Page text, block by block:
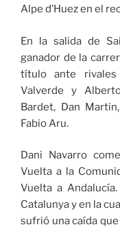
Alpe d’Huez en el
En la salida de
ganador de la
título ante rivales
Valverde y
Bardet, Dan
Fabio Aru.
Dani Navarro
Vuelta a la
Vuelta a
Catalunya y en la
sufrió una caída